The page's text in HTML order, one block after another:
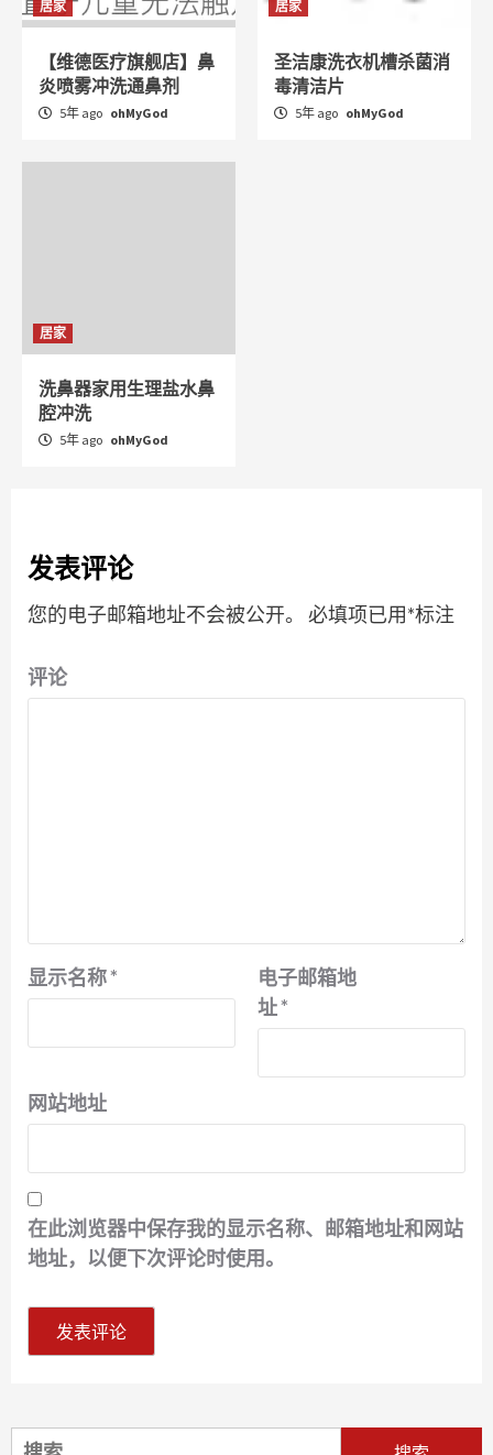
居家
【维德医疗旗舰店】鼻
炎喷雾冲洗通鼻剂
5年 ago ohMyGod
居家
圣洁康洗衣机槽杀菌消
毒清洁片
5年 ago ohMyGod
居家
洗鼻器家用生理盐水鼻
腔冲洗
5年 ago ohMyGod
发表评论
您的电子邮箱地址不会被公开。 必填项已用*标注
评论
显示名称*
电子邮箱地
址*
网站地址
在此浏览器中保存我的显示名称、邮箱地址和网站
地址，以便下次评论时使用。
搜